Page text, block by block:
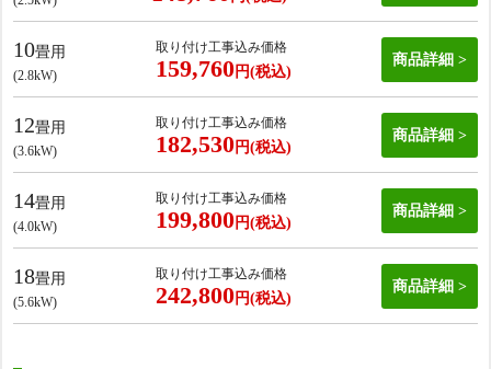
10畳用
(2.8kW)
取り付け工事込み価格
159,760 円(税込)
商品詳細
12畳用
(3.6kW)
取り付け工事込み価格
182,530 円(税込)
商品詳細
14畳用
(4.0kW)
取り付け工事込み価格
199,800 円(税込)
商品詳細
18畳用
(5.6kW)
取り付け工事込み価格
242,800 円(税込)
商品詳細